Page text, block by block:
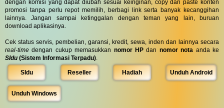
dengan komisi yang dapat diubah sesuai keinginan, copy dan paste konten
promosi tanpa perlu repot memilih, berbagi link serta banyak kecanggihan
lainnya. Jangan sampai ketinggalan dengan teman yang lain, buruan
download aplikasinya.
Cek status servis, pembelian, garansi, kredit, sewa, inden dan lainnya secara
real-time dengan cukup memasukkan nomor HP dan nomor nota anda ke
SIdu (Sistem Informasi Terpadu)
SIdu Reseller Hadiah Unduh Android
Unduh Windows